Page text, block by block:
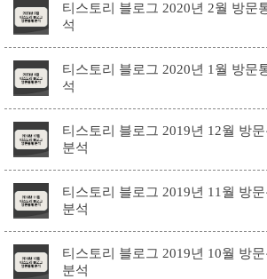
티스토리 블로그 2020년 2월 방문
석
티스토리 블로그 2020년 1월 방문
석
티스토리 블로그 2019년 12월 방문
분석
티스토리 블로그 2019년 11월 방문
분석
티스토리 블로그 2019년 10월 방문
분석